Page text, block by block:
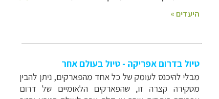
טיול בדרום אפריקה - טיול בעולם אחר
מבלי להיכנס לעומק של כל אחד מהפארקים, ניתן להבין
מסקירה קצרה זו, שהפארקים הלאומיים של דרום